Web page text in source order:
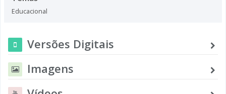
Educacional
Versões Digitais
Imagens